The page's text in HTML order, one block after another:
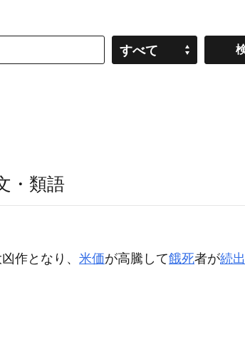
すべて
・類語
作となり、 米価が高騰して餓死者が続出